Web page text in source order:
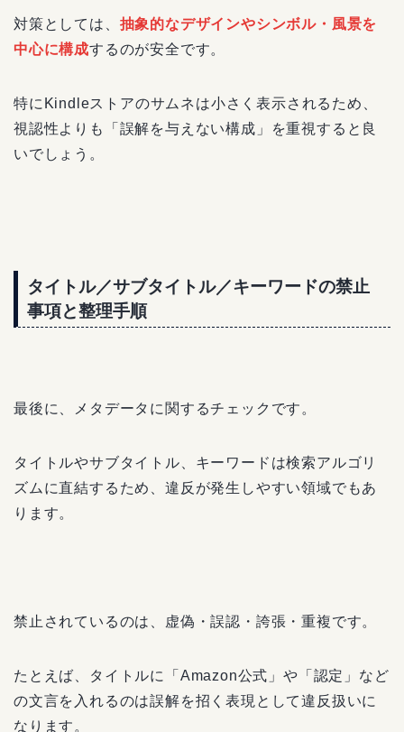
対策としては、 抽象的なデザインやシンボル・風景を
中心に構成するのが安全です。
特にKindleストアのサムネは小さく表示されるため、
視認性よりも「誤解を与えない構成」を重視すると良
いでしょう。
タイトル／サブタイトル／キーワードの禁止
事項と整理手順
最後に、メタデータに関するチェックです。
タイトルやサブタイトル、キーワードは検索アルゴリ
ズムに直結するため、違反が発生しやすい領域でもあ
ります。
禁止されているのは、虚偽・誤認・誇張・重複です。
たとえば、タイトルに「Amazon公式」や「認定」など
の文言を入れるのは誤解を招く表現として違反扱いに
なります。